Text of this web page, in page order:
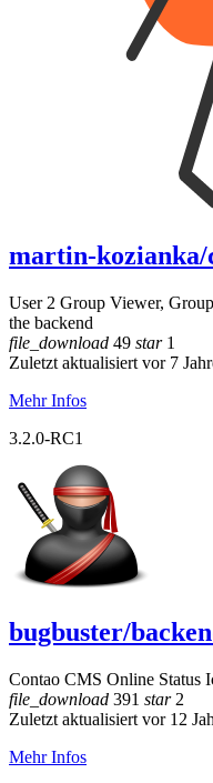
martin-kozianka/
User 2 Group Viewer,
the backend
file_download 49 star1
Zuletzt aktualisiert vor 7
Mehr Infos
3.2.0-RC1
bugbuster/
Contao CMS Online Status
file_download 391 star2
Zuletzt aktualisiert vor 12
Mehr Infos